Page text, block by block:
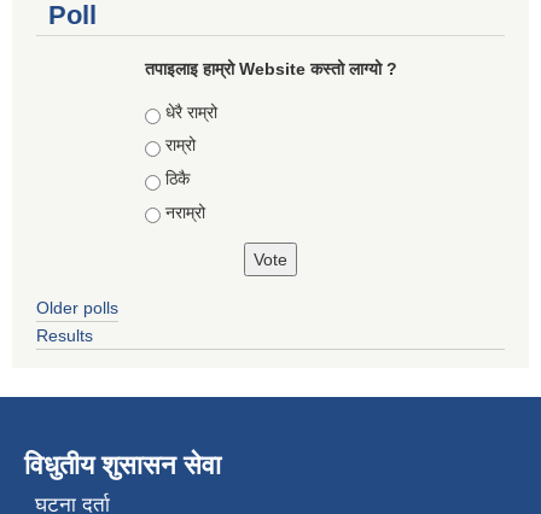
Poll
तपाइलाइ हाम्रो Website कस्तो लाग्यो ?
Choices
धेरै राम्रो
राम्रो
ठिकै
नराम्रो
Older polls
Results
विधुतीय शुसासन सेवा
घटना दर्ता